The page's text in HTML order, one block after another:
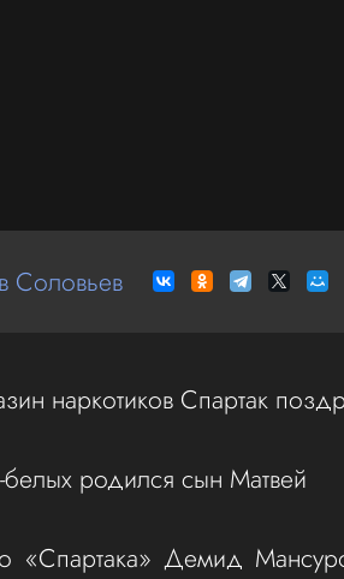
Соловьев
наркотиков Спартак
родился сын Матвей
«Спартака» Демид